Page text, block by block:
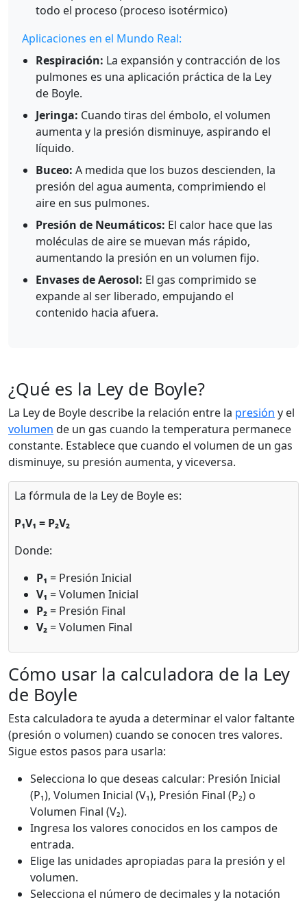
todo el proceso (proceso isotérmico)
Aplicaciones en el Mundo Real:
Respiración: La expansión y contracción de los
pulmones es una aplicación práctica de la Ley
de Boyle.
Jeringa: Cuando tiras del émbolo, el volumen
aumenta y la presión disminuye, aspirando el
líquido.
Buceo: A medida que los buzos descienden, la
presión del agua aumenta, comprimiendo el
aire en sus pulmones.
Presión de Neumáticos: El calor hace que las
moléculas de aire se muevan más rápido,
aumentando la presión en un volumen fijo.
Envases de Aerosol: El gas comprimido se
expande al ser liberado, empujando el
contenido hacia afuera.
¿Qué es la Ley de Boyle?
La Ley de Boyle describe la relación entre la presión y el
volumen de un gas cuando la temperatura permanece
constante. Establece que cuando el volumen de un gas
disminuye, su presión aumenta, y viceversa.
La fórmula de la Ley de Boyle es:
P₁V₁ = P₂V₂
Donde:
P₁ = Presión Inicial
V₁ = Volumen Inicial
P₂= Presión Final
V₂= Volumen Final
Cómo usar la calculadora de la Ley
de Boyle
Esta calculadora te ayuda a determinar el valor faltante
(presión o volumen) cuando se conocen tres valores.
Sigue estos pasos para usarla:
Selecciona lo que deseas calcular: Presión Inicial
(P₁), Volumen Inicial (V₁), Presión Final (P₂) o
Volumen Final (V₂).
Ingresa los valores conocidos en los campos de
entrada.
Elige las unidades apropiadas para la presión y el
volumen.
Selecciona el número de decimales y la notación